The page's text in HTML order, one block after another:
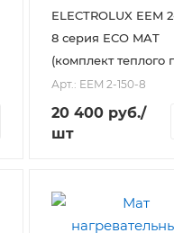
ELECTROLUX EEM
8 серия ECO MAT
(комплект теплого
Арт.: EEM 2-150-8
20 400 руб./
шт